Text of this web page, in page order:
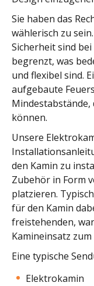
Sie haben das
wählerisch zu
Sicherheit sind
begrenzt, was
und flexibel sind.
aufgebaute
können.
Unsere
den Kamin zu
Zubehör in Form
platzieren.
für den Kamin
freistehenden,
Kamineinsatz
Eine typische
Elektrokamin